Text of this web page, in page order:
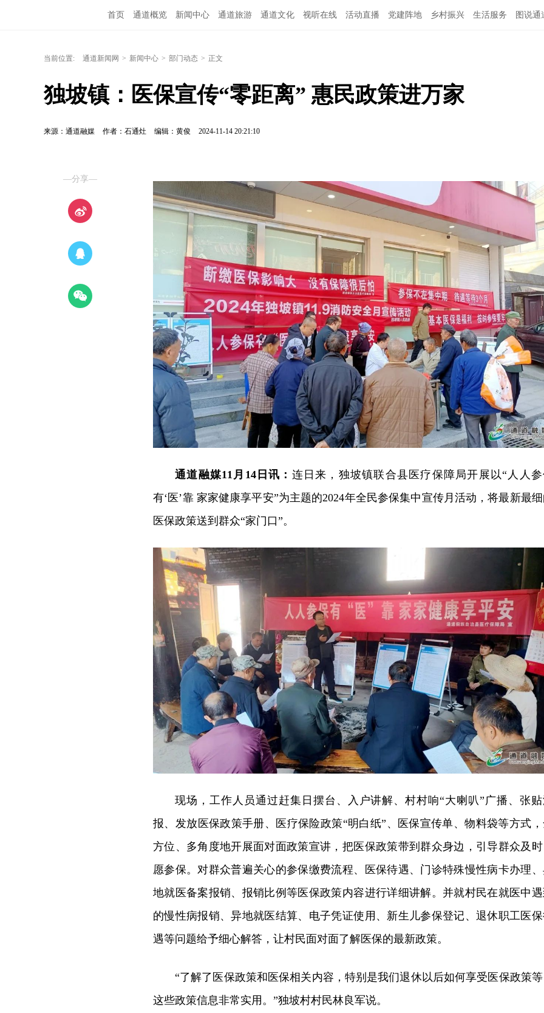
首页 通道概览 新闻中心 通道旅游 通道文化 视听在线 活动直播 党建阵地 乡村振兴 生活服务 图说通
当前位置: 通道新闻网 > 新闻中心 > 部门动态 > 正文
独坡镇：医保宣传“零距离” 惠民政策进万家
来源：通道融媒 作者：石通灶 编辑：黄俊 2024-11-14 20:21:10
—分享—
通道融媒11月14日讯： 连日来，独坡镇联合县医疗保障局开展以“人人
有‘医’靠 家家健康享平安”为主题的2024年全民参保集中宣传月活动，将最新最
医保政策送到群众“家门口”。
现场，工作人员通过赶集日摆台、入户讲解、村村响“大喇叭”广播、张
报、发放医保政策手册、医疗保险政策“明白纸”、医保宣传单、物料袋等方式
方位、多角度地开展面对面政策宣讲，把医保政策带到群众身边，引导群众及
愿参保。对群众普遍关心的参保缴费流程、医保待遇、门诊特殊慢性病卡办理
地就医备案报销、报销比例等医保政策内容进行详细讲解。并就村民在就医中
的慢性病报销、异地就医结算、电子凭证使用、新生儿参保登记、退休职工医
遇等问题给予细心解答，让村民面对面了解医保的最新政策。
“了解了医保政策和医保相关内容，特别是我们退休以后如何享受医保政策
这些政策信息非常实用。”独坡村村民林良军说。